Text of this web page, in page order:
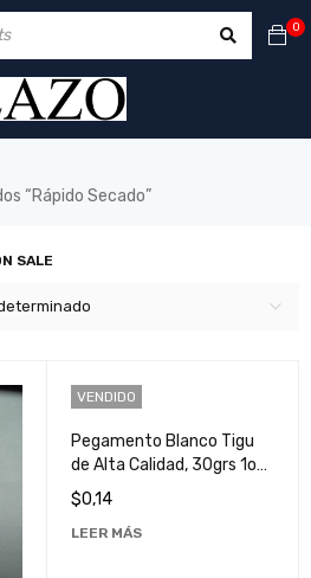
0
“Rápido Secado”
SALE
VENDIDO
Pegamento Blanco Tigu
de Alta Calidad, 30grs 1oz
- Ideal para Manualidades
y Proyectos Escolares
$0,14
LEER MÁS